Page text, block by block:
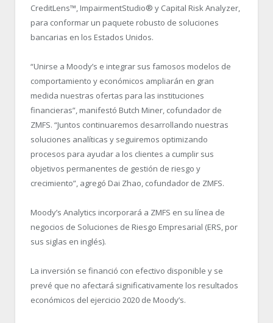
CreditLens™ , ImpairmentStudio® y Capital Risk Analyzer,
para conformar un paquete robusto de soluciones
bancarias en los Estados Unidos.
“Unirse a Moody’s e integrar sus famosos modelos de
comportamiento y económicos ampliarán en gran
medida nuestras ofertas para las instituciones
financieras”, manifestó Butch Miner, cofundador de
ZMFS. “Juntos continuaremos desarrollando nuestras
soluciones analíticas y seguiremos optimizando
procesos para ayudar a los clientes a cumplir sus
objetivos permanentes de gestión de riesgo y
crecimiento”, agregó Dai Zhao, cofundador de ZMFS.
Moody’s Analytics incorporará a ZMFS en su línea de
negocios de Soluciones de Riesgo Empresarial (ERS, por
sus siglas en inglés).
La inversión se financió con efectivo disponible y se
prevé que no afectará significativamente los resultados
económicos del ejercicio 2020 de Moody’s.